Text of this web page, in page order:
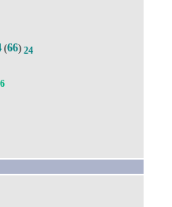
(66) 24
6